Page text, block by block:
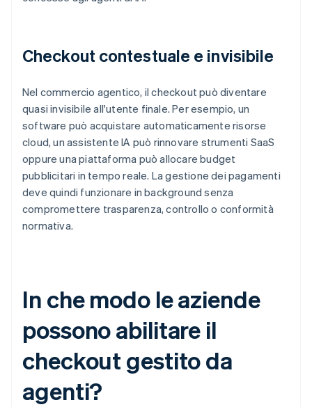
Checkout contestuale e invisibile
Nel commercio agentico, il checkout può diventare
quasi invisibile all'utente finale. Per esempio, un
software può acquistare automaticamente risorse
cloud, un assistente IA può rinnovare strumenti SaaS
oppure una piattaforma può allocare budget
pubblicitari in tempo reale. La gestione dei pagamenti
deve quindi funzionare in background senza
compromettere trasparenza, controllo o conformità
normativa.
In che modo le aziende
possono abilitare il
checkout gestito da
agenti?